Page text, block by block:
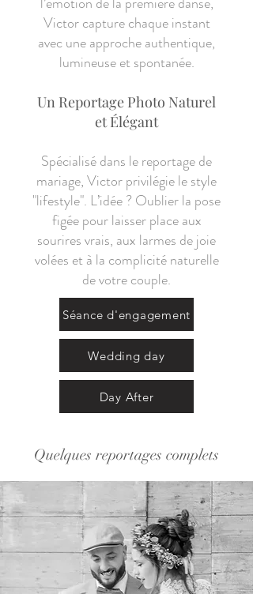
Victor capture chaque instant
avec une approche authentique,
lumineuse et spontanée.
Un Reportage Photo Naturel
et Élégant
Spécialisé dans le reportage de
mariage, Victor privilégie le style
"lifestyle". L’idée ? Oublier la pose
figée pour laisser place aux
sourires vrais, aux larmes de joie
volées et à la complicité naturelle
de votre couple.
Séance d'engagement
Wedding day
Day After
Quelques reportages complets